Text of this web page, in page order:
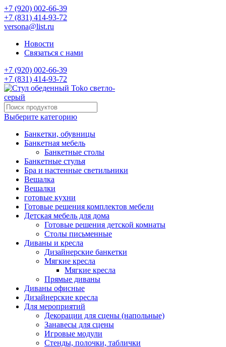
+7 (920) 002-66-39
+7 (831) 414-93-72
versona@list.ru
Новости
Связаться с нами
+7 (920) 002-66-39
+7 (831) 414-93-72
Выберите категорию
Банкетки, обувницы
Банкетная мебель
Банкетные столы
Банкетные стулья
Бра и настенные светильники
Вешалка
Вешалки
готовые кухни
Готовые решения комплектов мебели
Детская мебель для дома
Готовые решения детской комнаты
Столы письменные
Диваны и кресла
Дизайнерские банкетки
Мягкие кресла
Мягкие кресла
Прямые диваны
Диваны офисные
Дизайнерские кресла
Для мероприятий
Декорации для сцены (напольные)
Занавесы для сцены
Игровые модули
Стенды, полочки, таблички